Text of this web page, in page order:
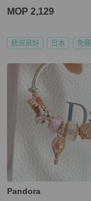
MOP 2,129
狀況良好 日本 免運
Pandora